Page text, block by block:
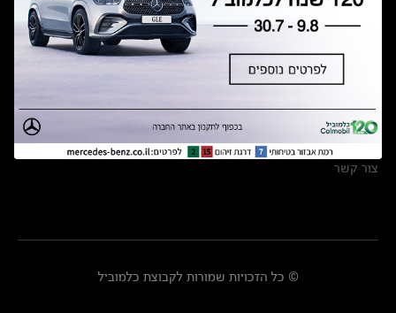
מצאו אותנו
אולמות תצוגה
מרכזי שירות
צור קשר
© כל הזכויות שמורות לקבוצת כלמוביל